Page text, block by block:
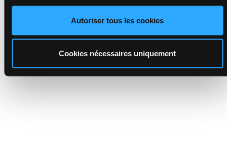
Autoriser tous les cookies
Cookies nécessaires uniquement